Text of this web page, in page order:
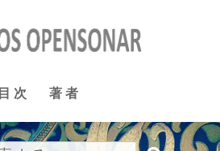
目次 著者